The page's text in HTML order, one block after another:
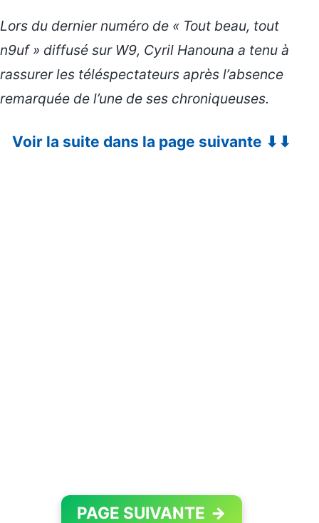
Lors du dernier numéro de « Tout beau, tout
n9uf » diffusé sur W9, Cyril Hanouna a tenu à
rassurer les téléspectateurs après l’absence
remarquée de l’une de ses chroniqueuses.
Voir la suite dans la page suivante ⬇⬇
PAGE SUIVANTE →